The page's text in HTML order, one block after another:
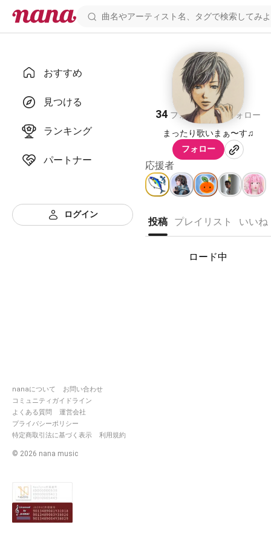
おすすめ
見つける
ランキング
パートナー
ログイン
nanaについて
お問い合わせ
コミュニティガイドライン
よくある質問
運営会社
プライバシーポリシー
特定商取引法に基づく表示
利用規約
© 2026 nana music
TAAAa
34 フォロワー 24 フォロー
まったり歌いまぁ〜す♫
フォロー
応援者
投稿 プレイリスト いいね
ロード中